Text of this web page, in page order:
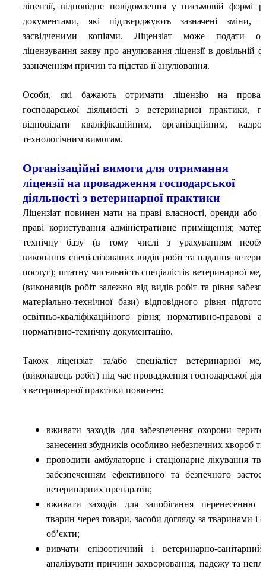
ліцензії, відповідне повідомлення у письмовій формі
документами, які підтверджують зазначені зміни,
засвідченими копіями. Ліцензіат може подати
ліцензування заяву про анулювання ліцензії в довільній
зазначенням причин та підстав її анулювання.
Особи, які бажають отримати ліцензію на
господарської діяльності з ветеринарної практики,
відповідати кваліфікаційним, організаційним,
технологічним вимогам.
Організаційні вимоги для отримання
ліцензії на провадження господарської
діяльності з ветеринарної практики
Ліцензіат повинен мати на праві власності, оренди або
праві користування адміністративне приміщення;
технічну базу (в тому числі з урахуванням
виконання спеціалізованих видів робіт та надання
послуг); штатну чисельність спеціалістів ветеринарної
(виконавців робіт залежно від видів робіт та рівня
матеріально-технічної бази) відповідного рівня
освітньо-кваліфікаційного рівня; нормативно-правові
нормативно-технічну документацію.
Також ліцензіат та/або спеціаліст ветеринарної
(виконавець робіт) під час провадження господарської
з ветеринарної практики повинен:
вживати заходів для забезпечення охорони
занесення збудників особливо небезпечних хвороб
проводити амбулаторне і стаціонарне лікування
забезпеченням ефективного та безпечного
ветеринарних препаратів;
вживати заходів для запобігання перенесенню
тварин через товари, засоби догляду за тваринами і
об’єкти;
вивчати епізоотичний і ветеринарно-
аналізувати причини захворювання, падежу та